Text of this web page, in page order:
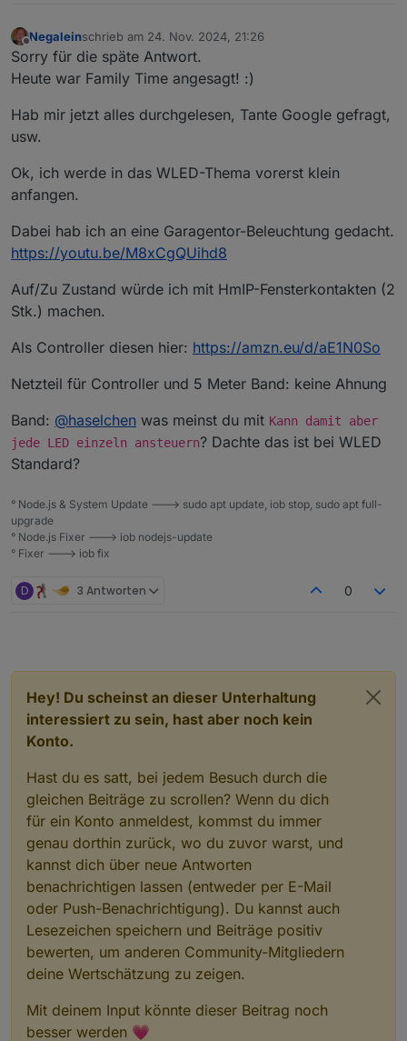
Offline
Negaleinschrieb am 24. Nov. 2024, 21:26
zuletzt editiert von
Sorry für die späte Antwort.
Heute war Family Time angesagt! :)
Hab mir jetzt alles durchgelesen, Tante Google gefragt,
usw.
Ok, ich werde in das WLED-Thema vorerst klein
anfangen.
Dabei hab ich an eine Garagentor-Beleuchtung gedacht.
https://youtu.be/M8xCgQUihd8
Auf/Zu Zustand würde ich mit HmIP-Fensterkontakten (2
Stk.) machen.
Als Controller diesen hier: https://amzn.eu/d/aE1N0So
Netzteil für Controller und 5 Meter Band: keine Ahnung
Band: @haselchen was meinst du mit Kann damit aber
jede LED einzeln ansteuern? Dachte das ist bei WLED
Standard?
° Node.js & System Update ---> sudo apt update, iob stop, sudo apt full-
upgrade
° Node.js Fixer ---> iob nodejs-update
° Fixer ---> iob fix
D 3 Antworten 0
Hey! Du scheinst an dieser Unterhaltung
interessiert zu sein, hast aber noch kein
Konto.
Hast du es satt, bei jedem Besuch durch die
gleichen Beiträge zu scrollen? Wenn du dich
für ein Konto anmeldest, kommst du immer
genau dorthin zurück, wo du zuvor warst, und
kannst dich über neue Antworten
benachrichtigen lassen (entweder per E-Mail
oder Push-Benachrichtigung). Du kannst auch
Lesezeichen speichern und Beiträge positiv
bewerten, um anderen Community-Mitgliedern
deine Wertschätzung zu zeigen.
Mit deinem Input könnte dieser Beitrag noch
besser werden 💗